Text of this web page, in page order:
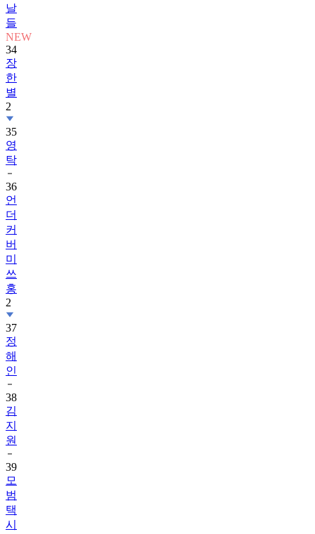
날
들
NEW
34
장
한
별
2
35
영
탁
36
언
더
커
버
미
쓰
홍
2
37
정
해
인
38
김
지
원
39
모
범
택
시